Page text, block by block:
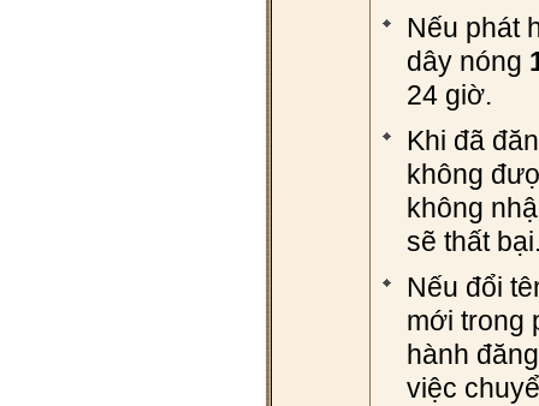
Nếu phát
dây nóng
24 giờ.
Khi đã
không
không
sẽ thất
Nếu đổi
mới trong
hành
việc